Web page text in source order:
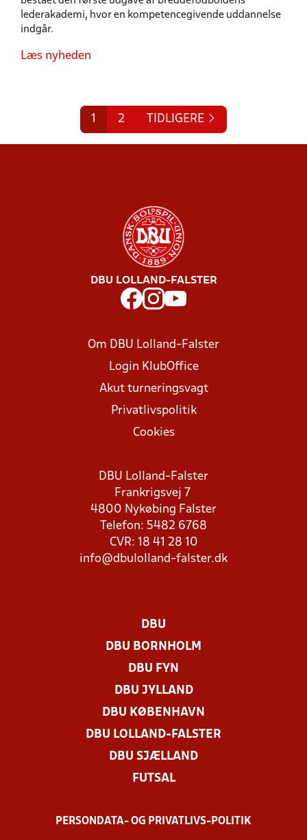
lederakademi, hvor en kompetencegivende uddannelse
indgår.
Læs nyheden
1 2 TIDLIGERE
DBU LOLLAND-FALSTER
Om DBU Lolland-Falster
Login KlubOffice
Akut turneringsvagt
Privatlivspolitik
Cookies
DBU Lolland-Falster
Frankrigsvej 7
4800 Nykøbing Falster
Telefon: 5482 6768
CVR: 18 41 28 10
info@dbulolland-falster.dk
DBU
DBU BORNHOLM
DBU FYN
DBU JYLLAND
DBU KØBENHAVN
DBU LOLLAND-FALSTER
DBU SJÆLLAND
FUTSAL
PERSONDATA- OG PRIVATLIVS-POLITIK